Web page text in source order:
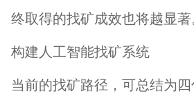
终取得的找矿成效也将越显著
构建人工智能找矿系统
当前的找矿路径，可总结为